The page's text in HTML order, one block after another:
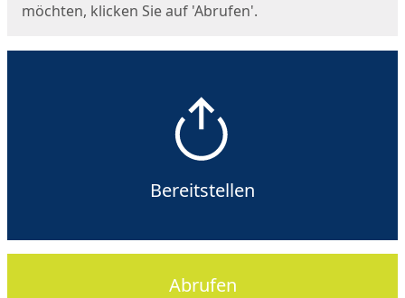
möchten, klicken Sie auf 'Abrufen'.
Bereitstellen
Abrufen